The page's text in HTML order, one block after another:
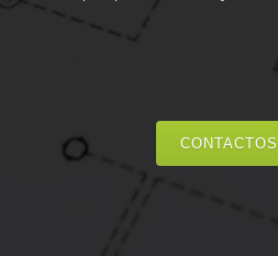
CONTACTOS